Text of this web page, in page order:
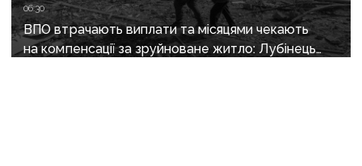
06:30
ВПО втрачають виплати та місяцями чекають
на компенсації за зруйноване житло: Лубінець